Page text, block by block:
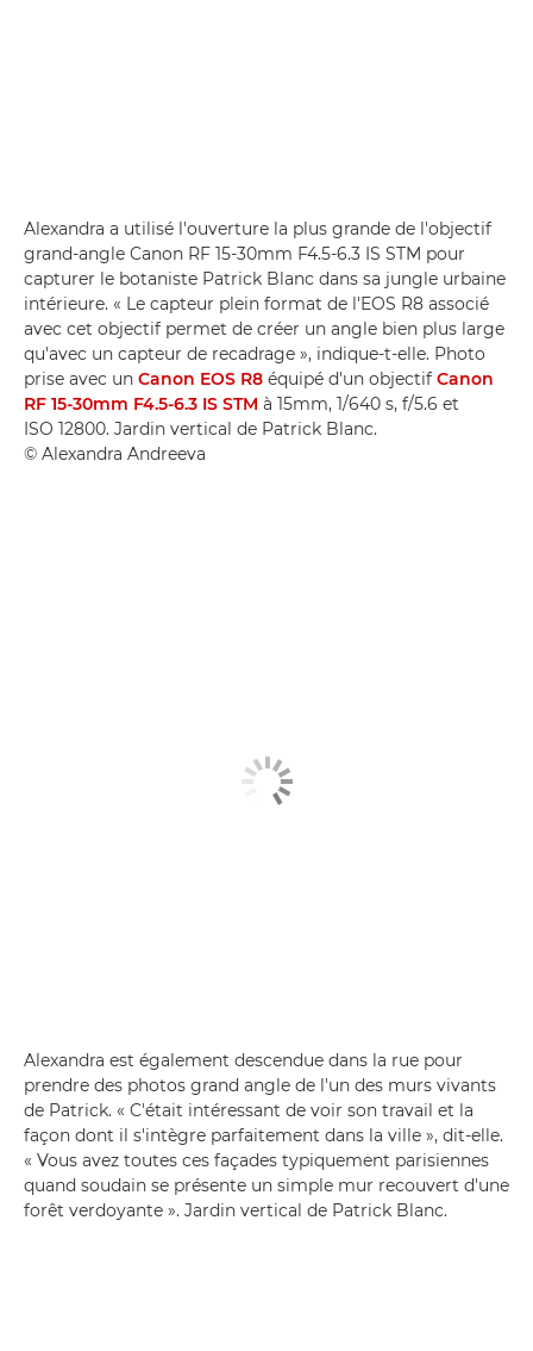
Alexandra a utilisé l'ouverture la plus grande de l'objectif
grand-angle Canon RF 15-30mm F4.5-6.3 IS STM pour
capturer le botaniste Patrick Blanc dans sa jungle urbaine
intérieure. « Le capteur plein format de l'EOS R8 associé
avec cet objectif permet de créer un angle bien plus large
qu'avec un capteur de recadrage », indique-t-elle. Photo
prise avec un Canon EOS R8 équipé d'un objectif Canon
RF 15-30mm F4.5-6.3 IS STM à 15mm, 1/640 s, f/5.6 et
ISO 12800. Jardin vertical de Patrick Blanc.
© Alexandra Andreeva
Alexandra est également descendue dans la rue pour
prendre des photos grand angle de l'un des murs vivants
de Patrick. « C'était intéressant de voir son travail et la
façon dont il s'intègre parfaitement dans la ville », dit-elle.
« Vous avez toutes ces façades typiquement parisiennes
quand soudain se présente un simple mur recouvert d'une
forêt verdoyante ». Jardin vertical de Patrick Blanc.